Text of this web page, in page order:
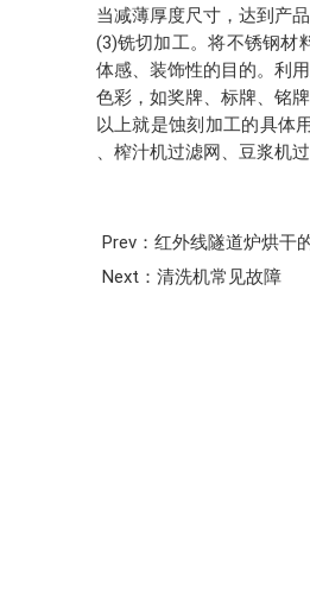
当减薄厚度尺寸，达到产品
(3)铣切加工。将不锈钢材
体感、装饰性的目的。利
色彩，如奖牌、标牌、铭牌
以上就是蚀刻加工的具体
、榨汁机过滤网、豆浆机
Prev：红外线隧道炉烘干
Next：清洗机常见故障